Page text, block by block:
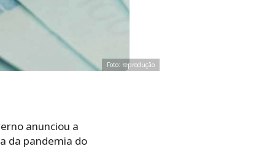
Foto: reprodução
anunciou a
da pandemia do